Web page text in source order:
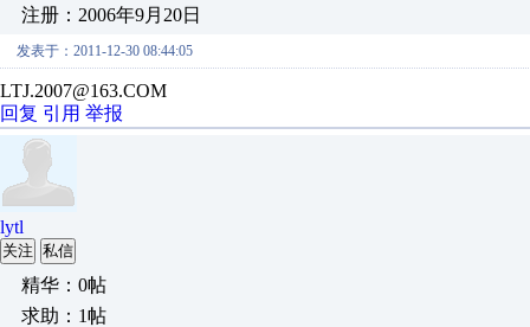
注册：2006年9月20日
发表于：2011-12-30 08:44:05
LTJ.2007@163.COM
回复 引用 举报
lytl
关注 私信
精华：0帖
求助：1帖